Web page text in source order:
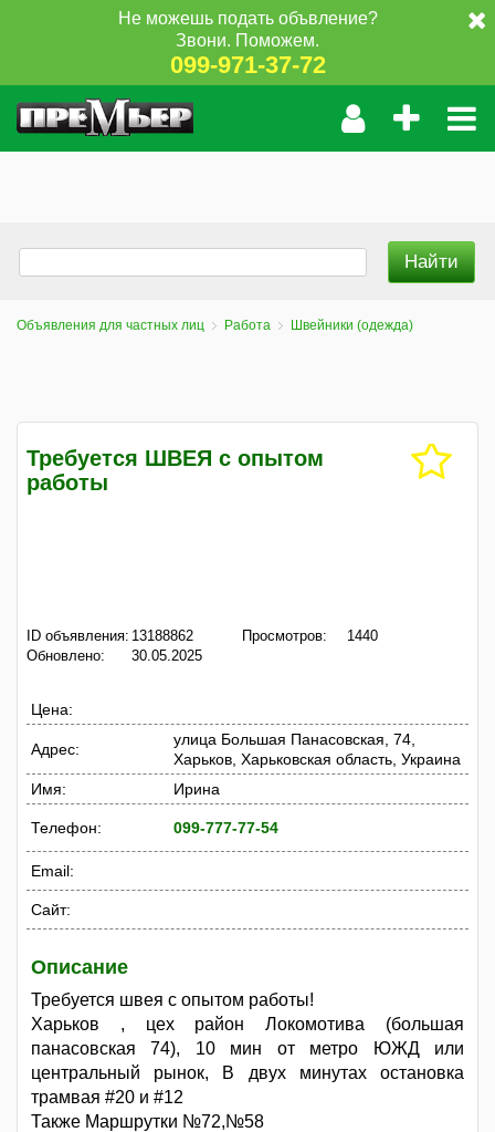
Не можешь подать объвление?
Звони. Поможем.
099-971-37-72
Объявления для частных лиц Работа Швейники (одежда)
Требуется ШВЕЯ с опытом
работы
ID объявления: 13188862
Обновлено:
30.05.2025
Просмотров: 1440
Цена:
Адрес:
улица Большая Панасовская, 74,
Харьков, Харьковская область, Украина
Имя:
Ирина
Телефон: 099-777-77-54
Email:
Сайт:
Описание
Требуется швея с опытом работы!
Харьков , цех район Локомотива (большая
панасовская 74), 10 мин от метро ЮЖД или
центральный рынок, В двух минутах остановка
трамвая #20 и #12
Также Маршрутки №72,№58